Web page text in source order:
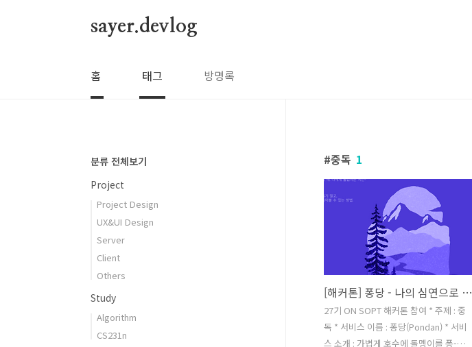
sayer.devlog
홈 태그 방명록
중독 1
[해커톤] 퐁당 - 나의 심연으로 몰입하는 시간을 제공하는 서비스
27기 ON SOPT 해커톤 참여 * 주제 : 중
독 * 서비스 이름 : 퐁당(Pondan) * 서비
스 소개 : 가볍게 호수에 돌멩이를 퐁-당
분류 전체보기
Project
Project Design
UX&UI Design
Server
Client
Others
Study
Algorithm
CS231n